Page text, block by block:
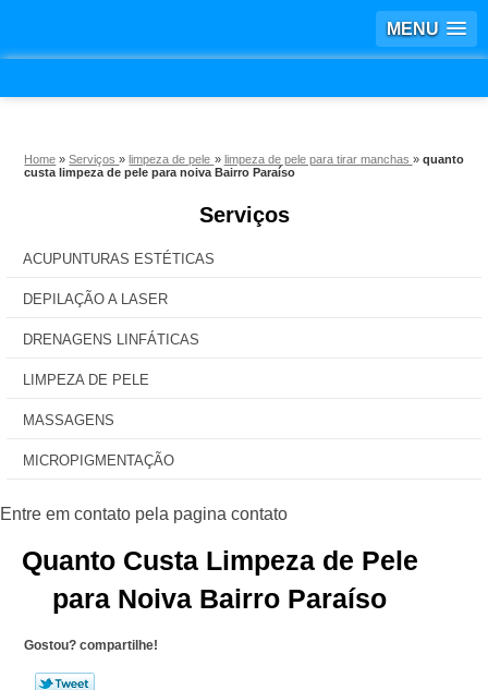
MENU
Home »Serviços»limpeza de pele » limpeza de pele para tirar manchas » quanto
custa limpeza de pele para noiva Bairro Paraíso
Serviços
ACUPUNTURAS ESTÉTICAS
DEPILAÇÃO A LASER
DRENAGENS LINFÁTICAS
LIMPEZA DE PELE
MASSAGENS
MICROPIGMENTAÇÃO
Quanto Custa Limpeza de Pele
para Noiva Bairro Paraíso
Gostou? compartilhe!